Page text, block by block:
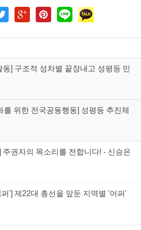
] 구조적 성차별 끝장내고 성평등 민
를 위한 전국공동행동] 성평등 추진체
주권자의 목소리를 전합니다! - 신승은
'] 제22대 총선을 앞둔 지역별 '어퍼'